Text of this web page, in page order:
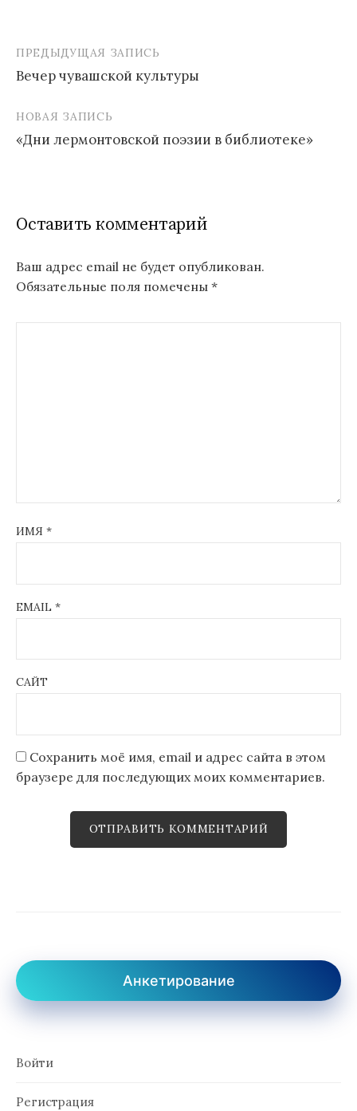
Навигация
по
записям
ПРЕДЫДУЩАЯ ЗАПИСЬ
Вечер чувашской культуры
НОВАЯ ЗАПИСЬ
«Дни лермонтовской поэзии в библиотеке»
Оставить комментарий
Ваш адрес email не будет опубликован.
Обязательные поля помечены *
ИМЯ *
EMAIL *
САЙТ
Сохранить моё имя, email и адрес сайта в этом
браузере для последующих моих комментариев.
Анкетирование
Войти
Регистрация